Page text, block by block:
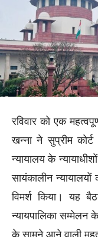
रविवार को एक
खन्ना ने सुप्रीम
न्यायालय के
सायंकालीन न्यायालयों
विमर्श किया। यह
न्यायपालिका सम्मेलन
के सामने आने वाली